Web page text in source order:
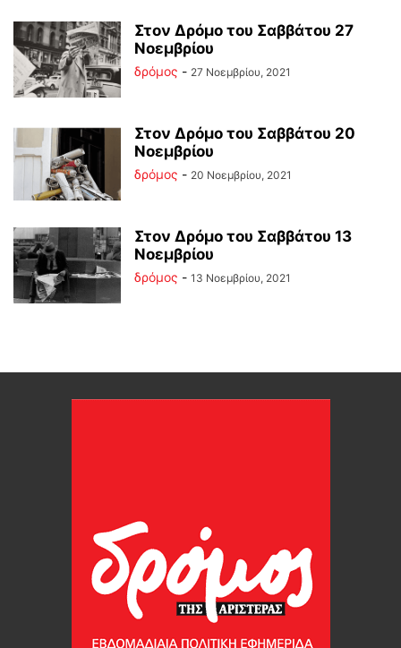
Στον Δρόμο του Σαββάτου 27
Νοεμβρίου
δρόμος - 27 Νοεμβρίου, 2021
Στον Δρόμο του Σαββάτου 20
Νοεμβρίου
δρόμος - 20 Νοεμβρίου, 2021
Στον Δρόμο του Σαββάτου 13
Νοεμβρίου
δρόμος - 13 Νοεμβρίου, 2021